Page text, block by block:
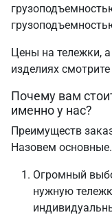
Цены на тележки,
изделиях
Почему вам
именно у нас?
Преимуществ
Назовем основные.
Огромный
нужную